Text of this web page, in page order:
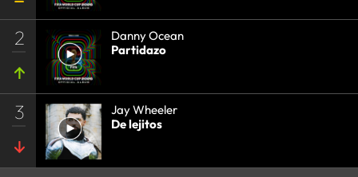
2
Danny Ocean
Partidazo
3
Jay Wheeler
De lejitos